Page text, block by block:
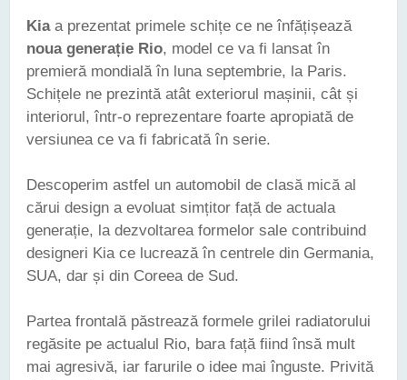
Kiaa prezentat primele schițe ce ne înfățișează
noua generație Rio, model ce va fi lansat în
premieră mondială în luna septembrie, la Paris.
Schițele ne prezintă atât exteriorul mașinii, cât și
interiorul, într-o reprezentare foarte apropiată de
versiunea ce va fi fabricată în serie.
Descoperim astfel un automobil de clasă mică al
cărui design a evoluat simțitor față de actuala
generație, la dezvoltarea formelor sale contribuind
designeri Kia ce lucrează în centrele din Germania,
SUA, dar și din Coreea de Sud.
Partea frontală păstrează formele grilei radiatorului
regăsite pe actualul Rio, bara față fiind însă mult
mai agresivă, iar farurile o idee mai înguste. Privită